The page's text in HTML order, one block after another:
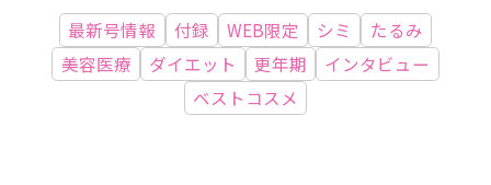
最新号情報 付録 WEB限定 シミ
たるみ
美容医療
ダイエット 更年期
インタビュー
ベストコスメ